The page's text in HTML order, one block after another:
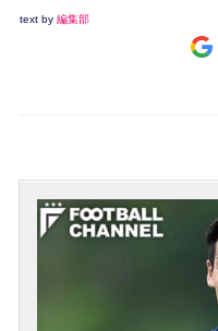
ナショナルチーム
text by 編集部